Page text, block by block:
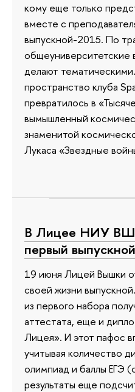
кому еще только
вместе с
выпускной-2015. По
общеуниверситетские
делают
пространство клуба
превратилось в
вымышленный
знаменитой
Лукаса «Звездные
В Лицее НИУ
первый выпускной
19 июня Лицей Вышки
своей жизни
из первого набора
аттестата, еще и
Лицея». И этот пафос
учитывая количество
олимпиад и баллы ЕГЭ
результаты еще